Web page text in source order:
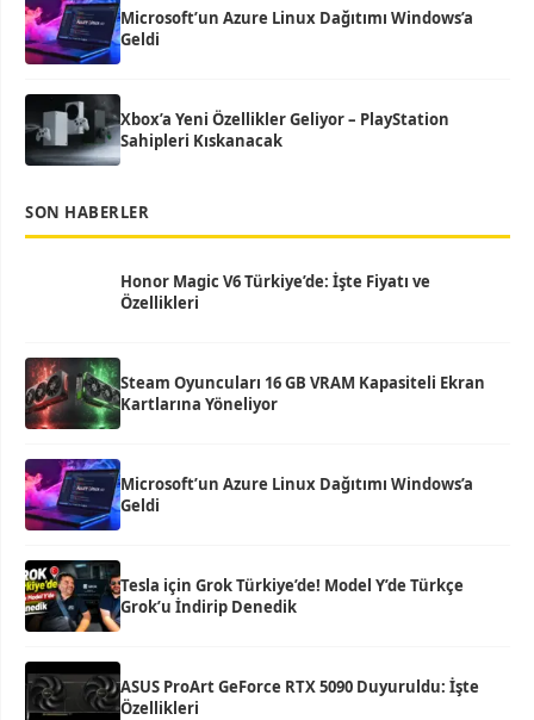
Microsoft’un Azure Linux Dağıtımı Windows’a
Geldi
Xbox’a Yeni Özellikler Geliyor – PlayStation
Sahipleri Kıskanacak
SON HABERLER
Honor Magic V6 Türkiye’de: İşte Fiyatı ve
Özellikleri
Steam Oyuncuları 16 GB VRAM Kapasiteli Ekran
Kartlarına Yöneliyor
Microsoft’un Azure Linux Dağıtımı Windows’a
Geldi
Tesla için Grok Türkiye’de! Model Y’de Türkçe
Grok’u İndirip Denedik
ASUS ProArt GeForce RTX 5090 Duyuruldu: İşte
Özellikleri